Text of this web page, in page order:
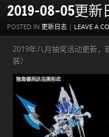
2019-08-05更新
POSTED IN 更新日志 | LEAVE A
2019年八月抽奖活动更新，
装）